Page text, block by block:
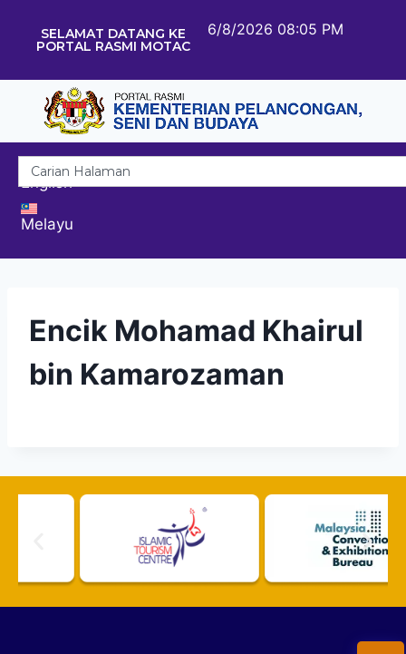
SELAMAT DATANG KE
PORTAL RASMI MOTAC
6/8/2026 08:05 PM
English
Melayu
Encik Mohamad Khairul
bin Kamarozaman